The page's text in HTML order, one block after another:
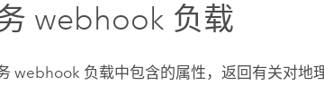
webhook 负载
webhook 负载中包含的属性，返回有关对地